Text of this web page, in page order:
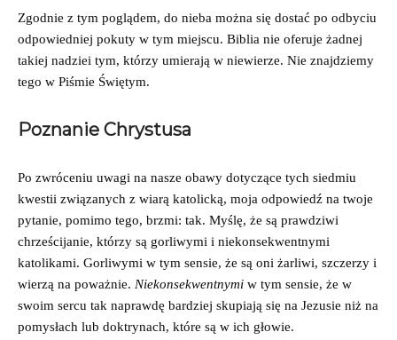
Zgodnie z tym poglądem, do nieba można się dostać po odbyciu
odpowiedniej pokuty w tym miejscu. Biblia nie oferuje żadnej
takiej nadziei tym, którzy umierają w niewierze. Nie znajdziemy
tego w Piśmie Świętym.
Poznanie Chrystusa
Po zwróceniu uwagi na nasze obawy dotyczące tych siedmiu
kwestii związanych z wiarą katolicką, moja odpowiedź na twoje
pytanie, pomimo tego, brzmi: tak. Myślę, że są prawdziwi
chrześcijanie, którzy są gorliwymi i niekonsekwentnymi
katolikami. Gorliwymi w tym sensie, że są oni żarliwi, szczerzy i
wierzą na poważnie. Niekonsekwentnymi w tym sensie, że w
swoim sercu tak naprawdę bardziej skupiają się na Jezusie niż na
pomysłach lub doktrynach, które są w ich głowie.